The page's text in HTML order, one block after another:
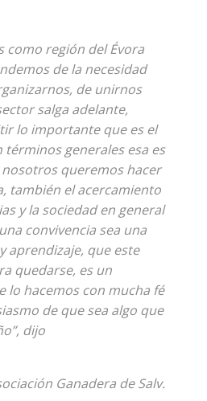
como región del Évora
de la necesidad
de unirnos
salga adelante,
lo importante que es el
generales esa es
queremos hacer
también el acercamiento
y la sociedad en general
convivencia sea una
aprendizaje, que este
quedarse, es un
lo hacemos con mucha fé
de que sea algo que
dijo
Ganadera de Salv.